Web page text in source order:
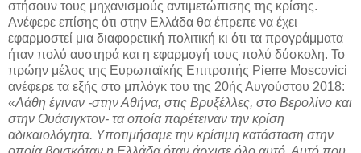
στήσουν τους μηχανισμούς αντιμετώπισης της κρίσης.
Ανέφερε επίσης ότι στην Ελλάδα θα έπρεπε να έχει
εφαρμοστεί μια διαφορετική πολιτική κι ότι τα προγράμματα
ήταν πολύ αυστηρά και η εφαρμογή τους πολύ δύσκολη. Το
πρώην μέλος της Ευρωπαϊκής Επιτροπής Pierre Moscovici
ανέφερε τα εξής στο μπλόγκ του της 20ής Αυγούστου 2018:
«Λάθη έγιναν -στην Αθήνα, στις Βρυξέλλες, στο Βερολίνο και
στην Ουάσιγκτον- τα οποία παρέτειναν την κρίση
αδικαιολόγητα. Υποτιμήσαμε την κρίσιμη κατάσταση στην